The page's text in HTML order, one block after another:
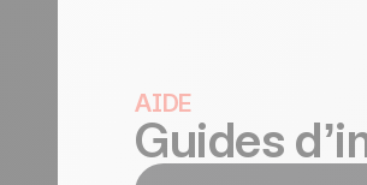
AIDE
Guides